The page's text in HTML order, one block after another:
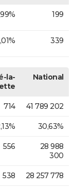
199
339
la-
National
714 41 789 202
30,63%
556
28 988
300
538 28 257 778